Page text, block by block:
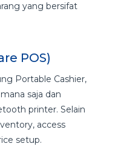
yang bersifat
POS)
Portable Cashier,
saja dan
printer. Selain
access
setup.